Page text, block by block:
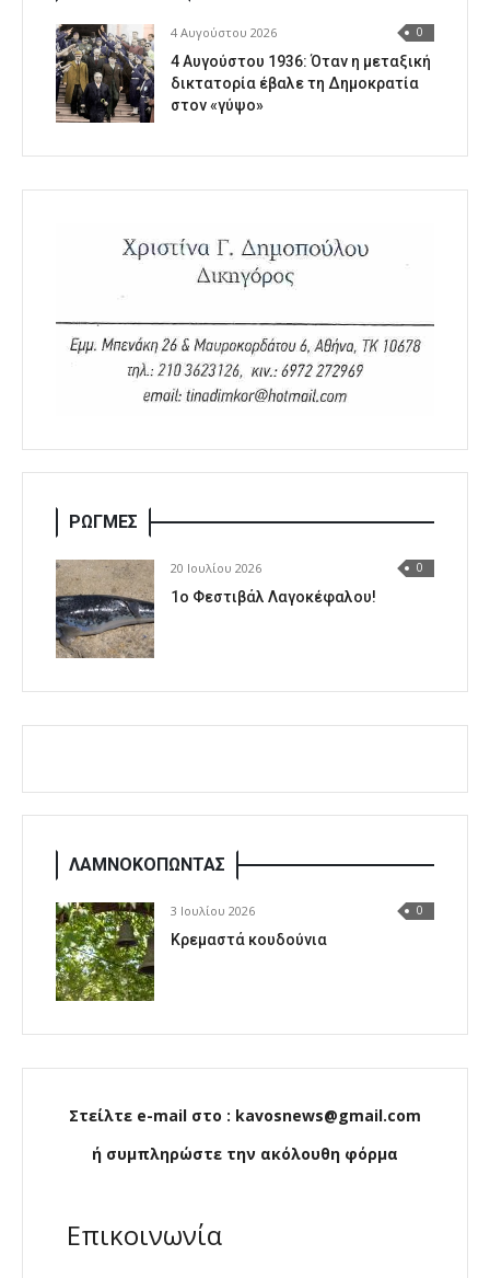
4 Αυγούστου 2026 0
4 Αυγούστου 1936: Όταν η μεταξική
δικτατορία έβαλε τη Δημοκρατία
στον «γύψο»
ΡΩΓΜΕΣ
20 Ιουλίου 2026 0
1o Φεστιβάλ Λαγοκέφαλου!
ΛΑΜΝΟΚΟΠΩΝΤΑΣ
3 Ιουλίου 2026 0
Κρεμαστά κουδούνια
Στείλτε e-mail στο : kavosnews@gmail.com
ή συμπληρώστε την ακόλουθη φόρμα
Επικοινωνία